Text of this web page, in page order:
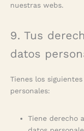
nuestras webs.
9. Tus
datos
Tienes los
personales:
Tiene derecho